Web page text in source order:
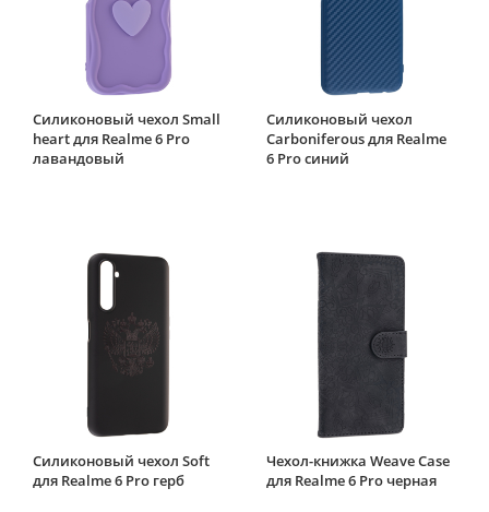
Силиконовый чехол Small
heart для Realme 6 Pro
лавандовый
Силиконовый чехол
Carboniferous для Realme
6 Pro синий
Силиконовый чехол Soft
для Realme 6 Pro герб
Чехол-книжка Weave Case
для Realme 6 Pro черная